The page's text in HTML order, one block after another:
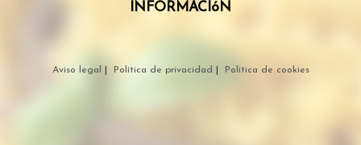
INFORMACIóN
Aviso legal Política de privacidad Política de cookies